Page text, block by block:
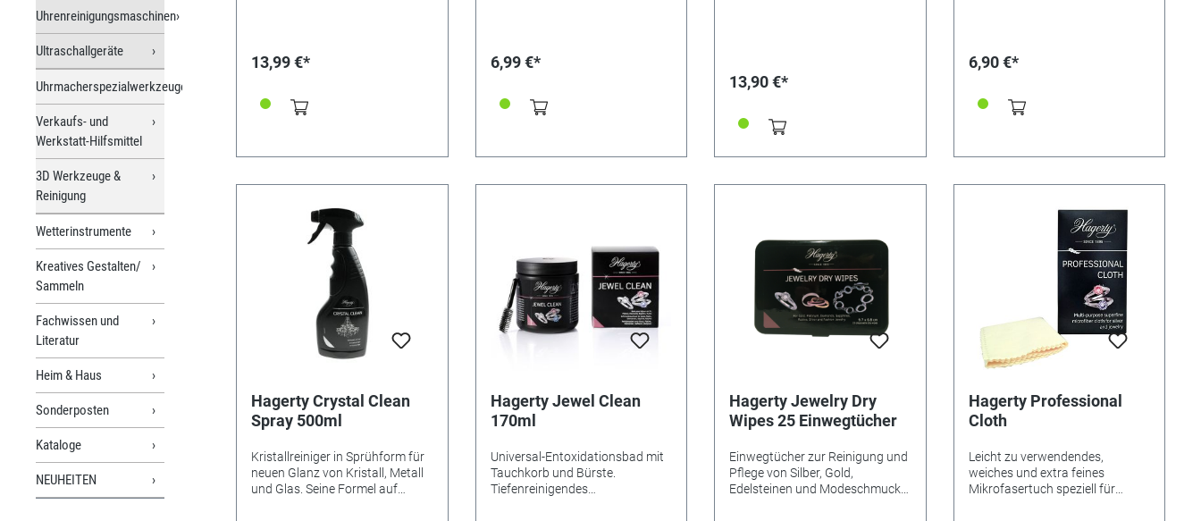
Uhrenreinigungsmaschinen
Ultraschallgeräte
Uhrmacherspezialwerkzeuge
Verkaufs- und
Werkstatt-Hilfsmittel
3D Werkzeuge &
Reinigung
Wetterinstrumente
Kreatives Gestalten/
Sammeln
Fachwissen und
Literatur
Heim & Haus
Sonderposten
Kataloge
NEUHEITEN
13,99 €* 6,99 €*
verzögert. Spendet Glanz-
schütteln. Reichlich auftragen
und mit einem Lappen gründlich
Dann mit einem weichen,
gewünscht wird, sollte das
Produkt nicht verwendet
werden. Für den
Weiterverkauf/Endverbraucher.
13,90 €*
6,90 €*
Hagerty Crystal Clean
Spray 500ml
Kristallreiniger in Sprühform für
neuen Glanz von Kristall, Metall
und Glas. Seine Formel auf
Hagerty Jewel Clean
170ml
Universal-Entoxidationsbad mit
Tauchkorb und Bürste.
Tiefenreinigendes
Hagerty Jewelry Dry
Wipes 25 Einwegtücher
Einwegtücher zur Reinigung und
Pflege von Silber, Gold,
Edelsteinen und Modeschmuck.
Hagerty Professional
Cloth
Leicht zu verwendendes,
weiches und extra feines
Mikrofasertuch speziell für